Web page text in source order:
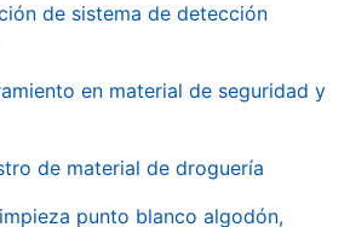
de sistema de detección
en material de seguridad y
de material de droguería
punto blanco algodón,